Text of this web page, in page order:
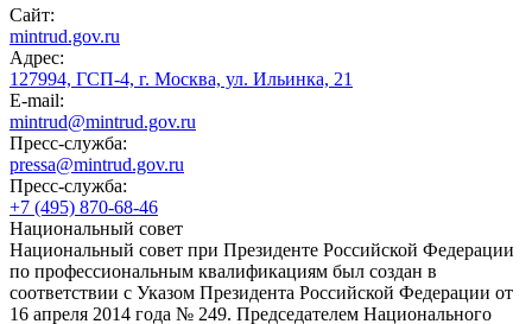
Сайт:
mintrud.gov.ru
Адрес:
127994, ГСП-4, г. Москва, ул. Ильинка, 21
E-mail:
mintrud@mintrud.gov.ru
Пресс-служба:
pressa@mintrud.gov.ru
Пресс-служба:
+7 (495) 870-68-46
Национальный совет
Национальный совет при Президенте Российской Федерации
по профессиональным квалификациям был создан в
соответствии с Указом Президента Российской Федерации от
16 апреля 2014 года № 249. Председателем Национального